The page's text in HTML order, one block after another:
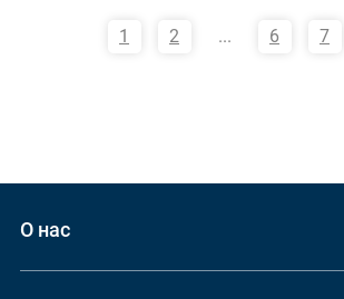
1 2 ... 6 7
О нас